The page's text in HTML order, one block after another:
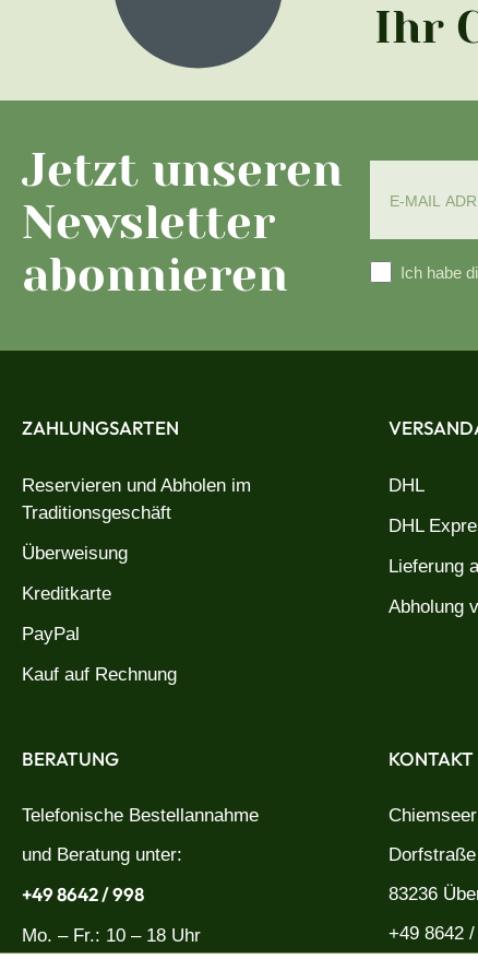
Ihr
Jetzt unseren
Newsletter
abonnieren
Ich habe
ZAHLUNGSARTEN
Reservieren und Abholen im
Traditionsgeschäft
Überweisung
Kreditkarte
PayPal
Kauf auf Rechnung
DHL
DHL
Lieferung
Abholung
BERATUNG
Telefonische Bestellannahme
und Beratung unter:
+49 8642 / 998
Mo. – Fr.: 10 – 18 Uhr
KONTAKT
83236
+49 8642